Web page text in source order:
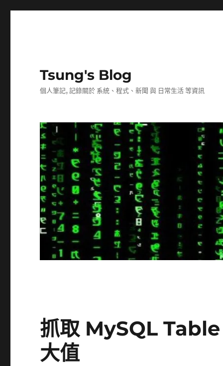
Tsung's Blog
個人筆記, 記錄關於 系統、程式、新聞 與 日常生活 等資訊
抓取 MySQL
大值